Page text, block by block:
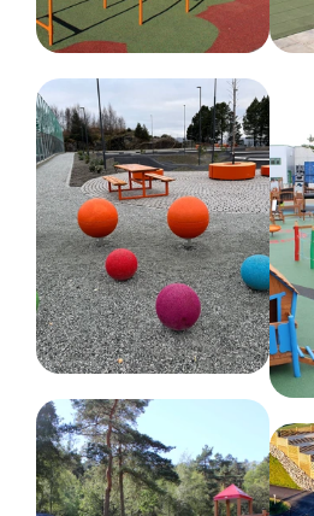
Forskjellige farger
Nettovekt
180 kg